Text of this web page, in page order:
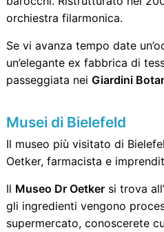
orchiestra filarmonica.
Se vi avanza tempo date
un’elegante ex fabbrica di
passeggiata nei Giardini
Musei di Bielefeld
Il museo più visitato di
Oetker, farmacista e
Il Museo Dr Oetker si trova
gli ingredienti vengono
supermercato, conoscerete